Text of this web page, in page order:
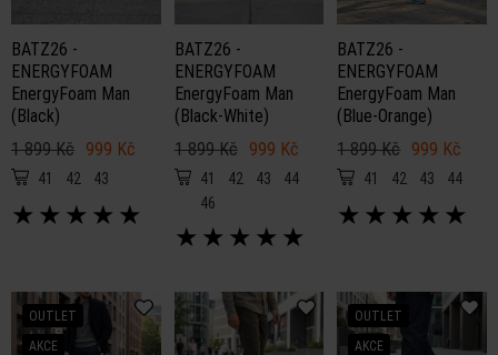
BATZ26 -
ENERGYFOAM
EnergyFoam Man
(Black)
1 899 Kč 999 Kč
41 42 43
★ ★ ★ ★ ★
BATZ26 -
ENERGYFOAM
EnergyFoam Man
(Black-White)
1 899 Kč 999 Kč
41 42 43
44
46
★ ★ ★ ★ ★
BATZ26 -
ENERGYFOAM
EnergyFoam Man
(Blue-Orange)
1 899 Kč 999 Kč
41 42 43 44
★ ★ ★ ★ ★
OUTLET
AKCE
OUTLET
AKCE